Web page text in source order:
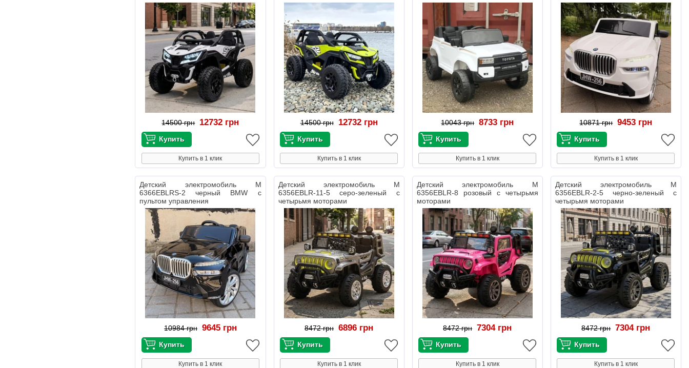
14500 грн 12732 грн
Купить в 1 клик
14500 грн 12732 грн
Купить в 1 клик
10043 грн 8733 грн
Купить в 1 клик
10871 грн 9453 грн
Купить в 1 клик
Детский электромобиль M
6366EBLRS-2 черный BMW с
пультом управления
10984 грн 9645 грн
Купить в 1 клик
Детский электромобиль M
6356EBLR-11-5 серо-зеленый с
четырьмя моторами
8472 грн 6896 грн
Купить в 1 клик
Детский электромобиль M
6356EBLR-8 розовый с четырьмя
моторами
8472 грн 7304 грн
Купить в 1 клик
Детский электромобиль M
6356EBLR-2-5 черно-зеленый с
четырьмя моторами
8472 грн 7304 грн
Купить в 1 клик